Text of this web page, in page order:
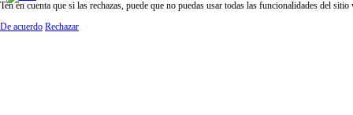
Ten en cuenta que si las rechazas, puede que no puedas usar todas las funcionalidades del sitio
De acuerdo Rechazar